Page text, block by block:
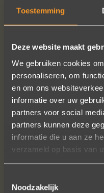
Toestemming
Deze website maakt
We gebruiken cookies
personaliseren, om
en om ons
informatie over uw
partners voor social
partners kunnen deze
informatie die u aan ze
verzameld op basis van
Noodzakelijk
Wat een
trouwring
hand ook een
een